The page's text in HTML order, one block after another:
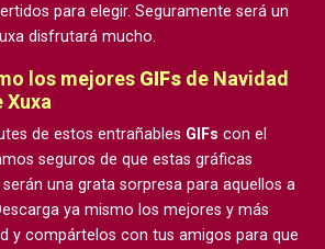
para elegir. Seguramente será un
disfrutará mucho.
los mejores GIFs de Navidad
Xuxa
de estos entrañables GIFs con el
seguros de que estas gráficas
una grata sorpresa para aquellos a
ya mismo los mejores y más
y compártelos con tus amigos para que